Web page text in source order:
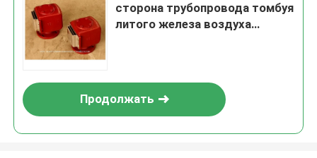
сторона трубопровода томбуя
литого железа воздуха
Продолжать